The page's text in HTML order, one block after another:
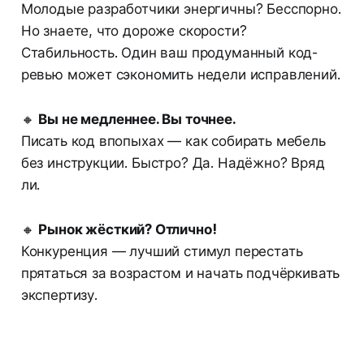
Молодые разработчики энергичны? Бесспорно.
Но знаете, что дороже скорости?
Стабильность. Один ваш продуманный код-
ревью может сэкономить недели исправлений.
🔸 Вы не медленнее. Вы точнее.
Писать код впопыхах — как собирать мебель
без инструкции. Быстро? Да. Надёжно? Вряд
ли.
🔸 Рынок жёсткий? Отлично!
Конкуренция — лучший стимул перестать
прятаться за возрастом и начать подчёркивать
экспертизу.